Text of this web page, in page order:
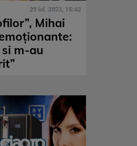
29 iul. 2023, 15:42
Mihai
m-au